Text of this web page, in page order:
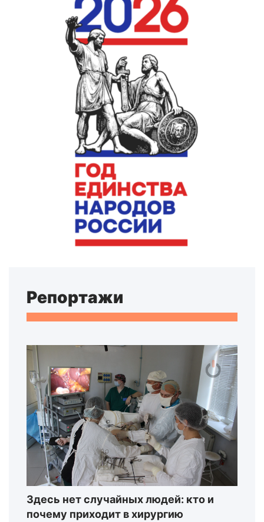
Репортажи
Здесь нет случайных людей: кто и
почему приходит в хирургию